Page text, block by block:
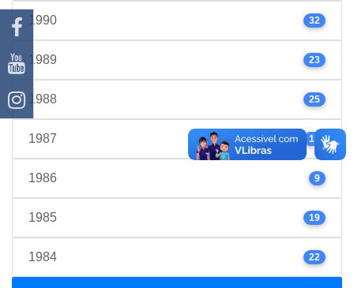
1990 32
1989 23
1988 25
1987 17
1986 9
1985 19
1984 22